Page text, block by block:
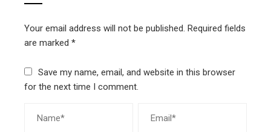
Your email address will not be published. Required fields
are marked *
Save my name, email, and website in this browser
for the next time I comment.